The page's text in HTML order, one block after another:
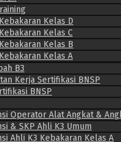
Kelas D
Kelas C
Kelas B
Kelas A
B3
Kerja Sertifikasi BNSP
BNSP
Operator Alat Angkat &
& SKP Ahli K3 Umum
Ahli K3 Kebakaran Kelas A